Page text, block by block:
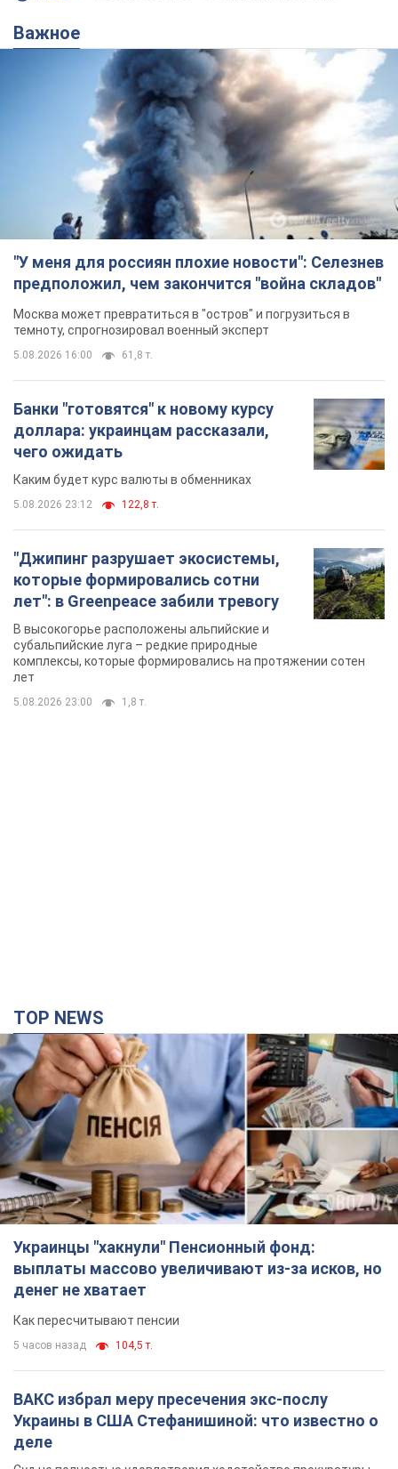
Важное
"У меня для россиян плохие новости": Селезнев
предположил, чем закончится "война складов"
Москва может превратиться в "остров" и погрузиться в
темноту, спрогнозировал военный эксперт
5.08.2026 16:00 61,8 т.
Банки "готовятся" к новому курсу
доллара: украинцам рассказали,
чего ожидать
Каким будет курс валюты в обменниках
5.08.2026 23:12 122,8 т.
"Джипинг разрушает экосистемы,
которые формировались сотни
лет": в Greenpeace забили тревогу
В высокогорье расположены альпийские и
субальпийские луга – редкие природные
комплексы, которые формировались на протяжении сотен
лет
5.08.2026 23:00 1,8 т.
TOP NEWS
Украинцы "хакнули" Пенсионный фонд:
выплаты массово увеличивают из-за исков, но
денег не хватает
Как пересчитывают пенсии
5 часов назад 104,5 т.
ВАКС избрал меру пресечения экс-послу
Украины в США Стефанишиной: что известно о
деле